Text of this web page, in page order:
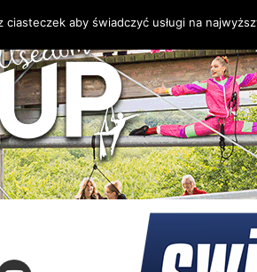
ciasteczek aby świadczyć usługi na